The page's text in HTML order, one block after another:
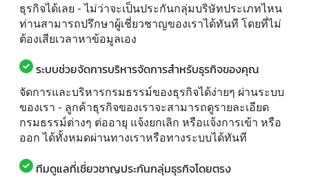
ธุรกิจได้เลย - ไม่ว่าจะเป็นประกันกลุ่มบริษัทประเภทไหน
ท่านสามารถปรึกษาผู้เชี่ยวชาญของเราได้ทันที โดยที่ไม่
ต้องเสียเวลาหาข้อมูลเอง
ระบบช่วยจัดการบริหารจัดการสำหรับธุรกิจของคุณ
จัดการและบริหารกรมธรรม์ของธุรกิจได้ง่ายๆ ผ่านระบบ
ของเรา - ลูกค้าธุรกิจของเราจะสามารถดูรายละเอียด
กรมธรรม์ต่างๆ ต่ออายุ แจ้งยกเลิก หรือแจ้งการเข้า หรือ
ออก ได้ทั้งหมดผ่านทางเราหรือทางระบบได้ทันที
ทีมดูแลที่เชี่ยวชาญประกันกลุ่มธุรกิจโดยตรง